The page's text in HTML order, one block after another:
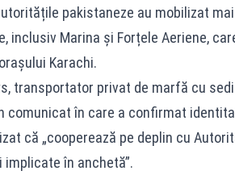
pakistaneze au mobilizat
inclusiv Marina și Forțele Aeriene,
Karachi.
transportator privat de marfă cu
comunicat în care a confirmat
că „cooperează pe deplin cu
în anchetă”.